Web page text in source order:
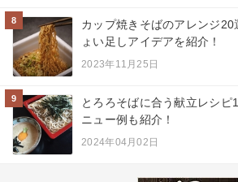
8
カップ焼きそばのアレンジ
ょい足しアイデアを紹介！
2023年11月25日
9
とろろそばに合う献立レシピ
ニュー例も紹介！
2024年04月02日